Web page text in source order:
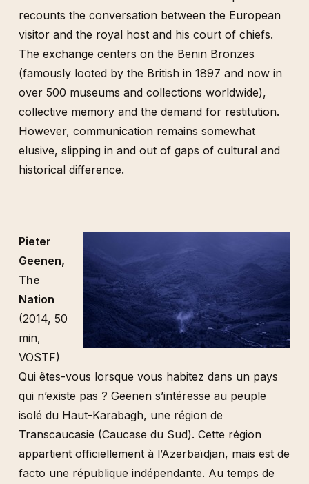
recounts the conversation between the European
visitor and the royal host and his court of chiefs.
The exchange centers on the Benin Bronzes
(famously looted by the British in 1897 and now in
over 500 museums and collections worldwide),
collective memory and the demand for restitution.
However, communication remains somewhat
elusive, slipping in and out of gaps of cultural and
historical difference.
Pieter
Geenen,
The
Nation
(2014, 50
min,
VOSTF)
Qui êtes-vous lorsque vous habitez dans un pays
qui n’existe pas ? Geenen s’intéresse au peuple
isolé du Haut-Karabagh, une région de
Transcaucasie (Caucase du Sud). Cette région
appartient officiellement à l’Azerbaïdjan, mais est de
facto une république indépendante. Au temps de